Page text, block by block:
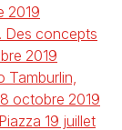
2019
Des concepts
2019
Tamburlin,
8 octobre 2019
19 juillet